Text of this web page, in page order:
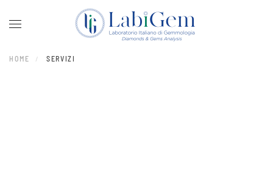
Skip to main content
HOME SERVIZI